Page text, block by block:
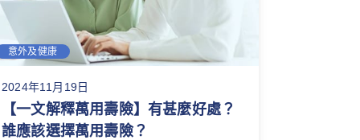
意外及健康
2024年11月19日
【一文解釋萬用壽險】有甚麼好處？
誰應該選擇萬用壽險？